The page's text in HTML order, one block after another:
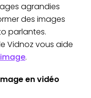
agrandies
des images
parlantes.
Vidnoz vous aide
.
en vidéo